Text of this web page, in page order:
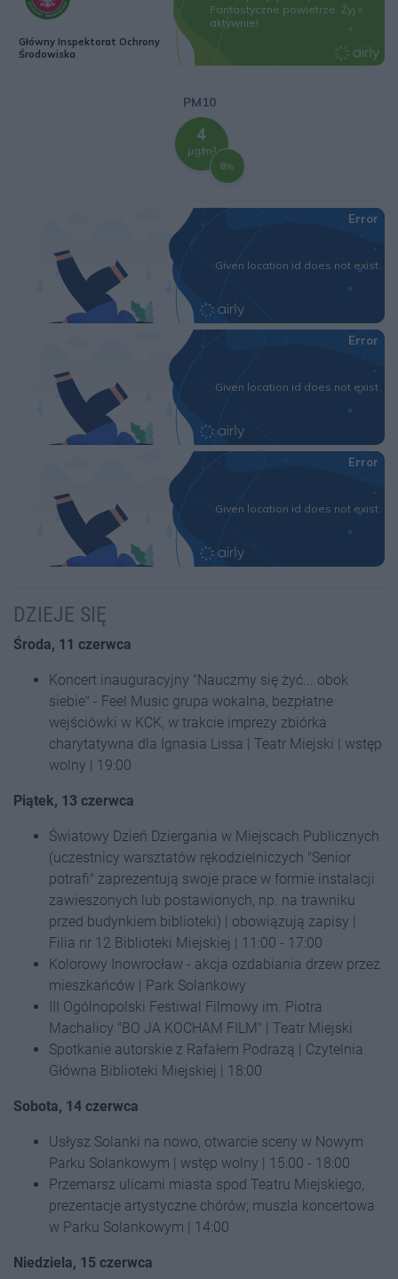
DZIEJE SIĘ
Środa, 11 czerwca
Koncert inauguracyjny "Nauczmy się żyć... obok
siebie" - Feel Music grupa wokalna, bezpłatne
wejściówki w KCK, w trakcie imprezy zbiórka
charytatywna dla Ignasia Lissa | Teatr Miejski | wstęp
wolny | 19:00
Piątek, 13 czerwca
Światowy Dzień Dziergania w Miejscach Publicznych
(uczestnicy warsztatów rękodzielniczych "Senior
potrafi" zaprezentują swoje prace w formie instalacji
zawieszonych lub postawionych, np. na trawniku
przed budynkiem biblioteki) | obowiązują zapisy |
Filia nr 12 Biblioteki Miejskiej | 11:00 - 17:00
Kolorowy Inowrocław - akcja ozdabiania drzew przez
mieszkańców | Park Solankowy
III Ogólnopolski Festiwal Filmowy im. Piotra
Machalicy "BO JA KOCHAM FILM" | Teatr Miejski
Spotkanie autorskie z Rafałem Podrazą | Czytelnia
Główna Biblioteki Miejskiej | 18:00
Sobota, 14 czerwca
Usłysz Solanki na nowo, otwarcie sceny w Nowym
Parku Solankowym | wstęp wolny | 15:00 - 18:00
Przemarsz ulicami miasta spod Teatru Miejskiego,
prezentacje artystyczne chórów; muszla koncertowa
w Parku Solankowym | 14:00
Niedziela, 15 czerwca